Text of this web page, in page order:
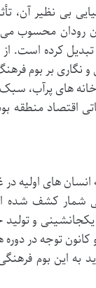
بی نظیر آن،
رودان محسوب
کرده است. از
نگاری بر بوم
های پرآب،
اقتصاد منطقه
های اولیه در
کشف شده از
یکجانشینی و
توجه در دوره
به این بوم